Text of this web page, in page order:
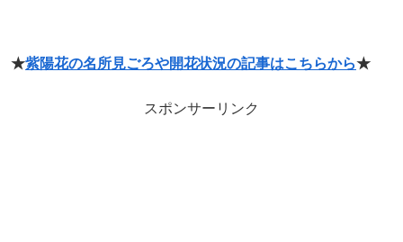
★紫陽花の名所見ごろや開花状況の記事はこちらから★
スポンサーリンク